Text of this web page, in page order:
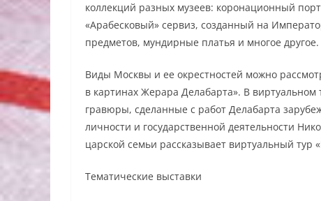
коллекций разных музеев: коронационный
«Арабесковый» сервиз, созданный на
предметов, мундирные платья и многое другое.
Виды Москвы и ее окрестностей можно
в картинах Жерара Делабарта». В
гравюры, сделанные с работ Делабарта
личности и государственной деятельности
царской семьи рассказывает виртуальный тур
Тематические выставки